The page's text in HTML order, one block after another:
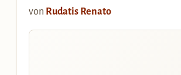
von Rudatis Renato